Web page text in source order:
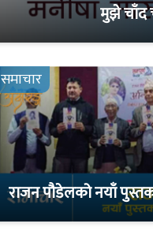
मुझे चाँद
समाचार
राजन पौडेलको नयाँ